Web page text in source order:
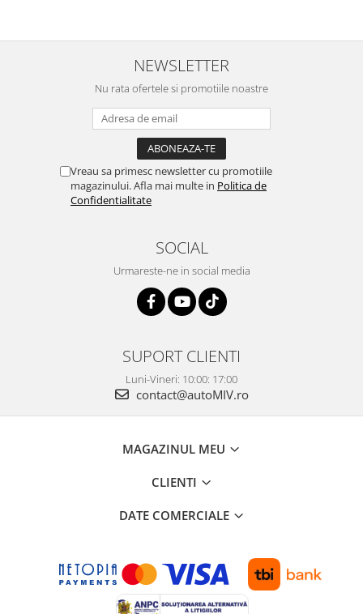
NEWSLETTER
Nu rata ofertele si promotiile noastre
Vreau sa primesc newsletter cu promotiile
magazinului. Afla mai multe in Politica de
Confidentialitate
SOCIAL
Urmareste-ne in social media
SUPORT CLIENTI
Luni-Vineri: 10:00: 17:00
contact@autoMIV.ro
MAGAZINUL MEU
CLIENTI
DATE COMERCIALE